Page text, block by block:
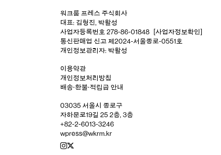
워크룸 프레스 주식회사
대표: 김형진, 박활성
사업자등록번호 278-86-01848
[사업자정보확인]
통신판매업 신고 제2024-서울종로-0551호
개인정보관리자: 박활성
이용약관
개인정보처리방침
배송‧환불‧적립금 안내
03035 서울시 종로구
자하문로19길 25 2층, 3층
+82-2-6013-3246
wpress@wkrm.kr